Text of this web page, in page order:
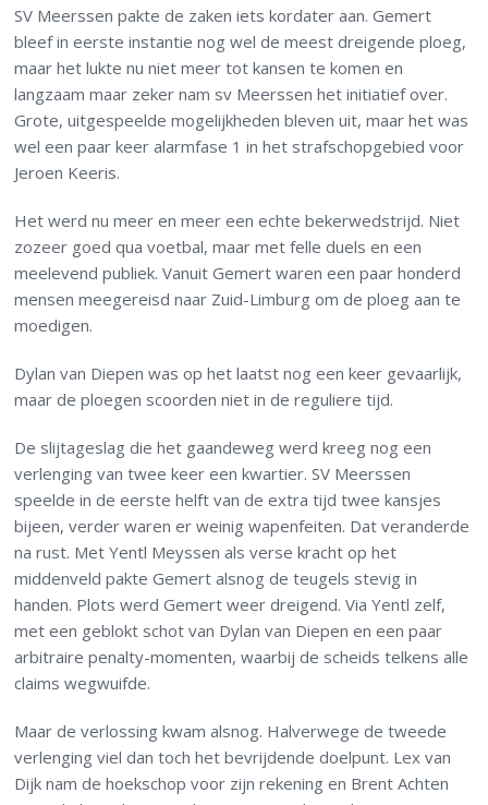
SV Meerssen pakte de zaken iets kordater aan. Gemert
bleef in eerste instantie nog wel de meest dreigende ploeg,
maar het lukte nu niet meer tot kansen te komen en
langzaam maar zeker nam sv Meerssen het initiatief over.
Grote, uitgespeelde mogelijkheden bleven uit, maar het was
wel een paar keer alarmfase 1 in het strafschopgebied voor
Jeroen Keeris.
Het werd nu meer en meer een echte bekerwedstrijd. Niet
zozeer goed qua voetbal, maar met felle duels en een
meelevend publiek. Vanuit Gemert waren een paar honderd
mensen meegereisd naar Zuid-Limburg om de ploeg aan te
moedigen.
Dylan van Diepen was op het laatst nog een keer gevaarlijk,
maar de ploegen scoorden niet in de reguliere tijd.
De slijtageslag die het gaandeweg werd kreeg nog een
verlenging van twee keer een kwartier. SV Meerssen
speelde in de eerste helft van de extra tijd twee kansjes
bijeen, verder waren er weinig wapenfeiten. Dat veranderde
na rust. Met Yentl Meyssen als verse kracht op het
middenveld pakte Gemert alsnog de teugels stevig in
handen. Plots werd Gemert weer dreigend. Via Yentl zelf,
met een geblokt schot van Dylan van Diepen en een paar
arbitraire penalty-momenten, waarbij de scheids telkens alle
claims wegwuifde.
Maar de verlossing kwam alsnog. Halverwege de tweede
verlenging viel dan toch het bevrijdende doelpunt. Lex van
Dijk nam de hoekschop voor zijn rekening en Brent Achten